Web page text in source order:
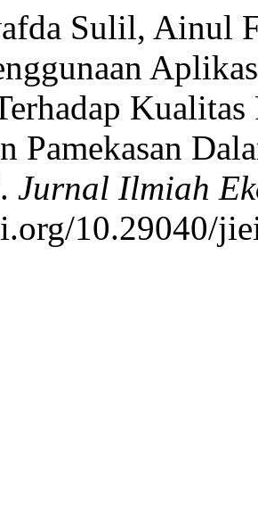
Sulil, Ainul
Pamekasan
Jurnal Ilmiah
10.29040/